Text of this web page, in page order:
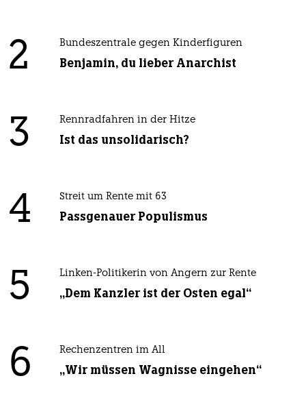
2 Bundeszentrale gegen Kinderfiguren
Benjamin, du lieber Anarchist
3 Rennradfahren in der Hitze
Ist das unsolidarisch?
4 Streit um Rente mit 63
Passgenauer Populismus
5 Linken-Politikerin von Angern zur Rente
„Dem Kanzler ist der Osten egal“
6 Rechenzentren im All
„Wir müssen Wagnisse eingehen“